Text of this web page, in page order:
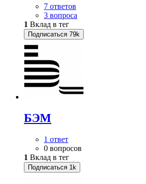
7 ответов
3 вопроса
1 Вклад в тег
Подписаться 79k
БЭМ
1 ответ
0 вопросов
1 Вклад в тег
Подписаться 1k